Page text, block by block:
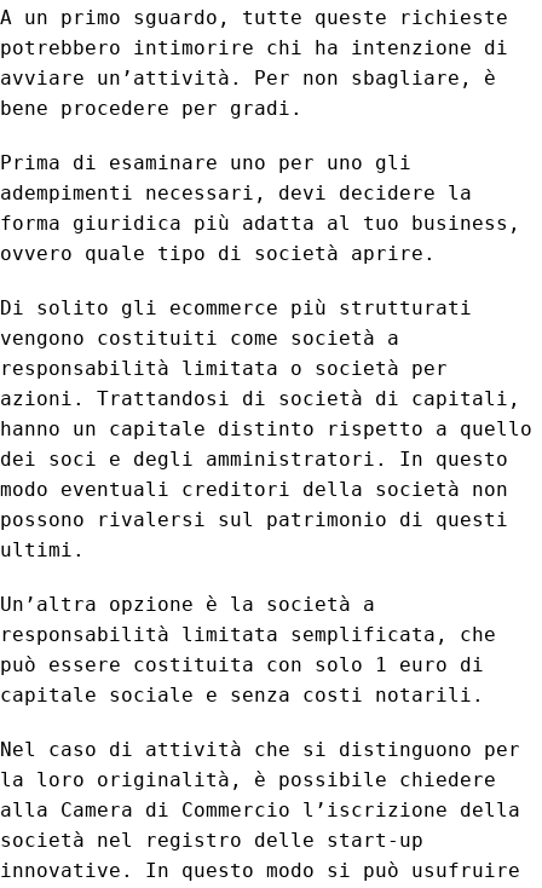
A un primo sguardo, tutte queste richieste
potrebbero intimorire chi ha intenzione di
avviare un’attività. Per non sbagliare, è
bene procedere per gradi.
Prima di esaminare uno per uno gli
adempimenti necessari, devi decidere la
forma giuridica più adatta al tuo business,
ovvero quale tipo di società aprire.
Di solito gli ecommerce più strutturati
vengono costituiti come società a
responsabilità limitata o società per
azioni. Trattandosi di società di capitali,
hanno un capitale distinto rispetto a quello
dei soci e degli amministratori. In questo
modo eventuali creditori della società non
possono rivalersi sul patrimonio di questi
ultimi.
Un’altra opzione è la società a
responsabilità limitata semplificata, che
può essere costituita con solo 1 euro di
capitale sociale e senza costi notarili.
Nel caso di attività che si distinguono per
la loro originalità, è possibile chiedere
alla Camera di Commercio l’iscrizione della
società nel registro delle start-up
innovative. In questo modo si può usufruire